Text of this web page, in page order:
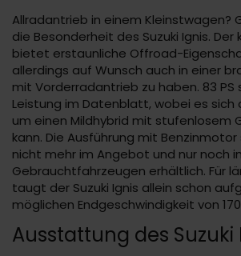
Allradantrieb in einem Kleinstwagen?
die Besonderheit des Suzuki Ignis. Der
bietet erstaunliche Offroad-
allerdings auf Wunsch auch in einer
mit Vorderradantrieb zu haben. 83
Leistung im Datenblatt, wobei es sich
um einen Mildhybrid mit stufenlosem
kann. Die Ausführung mit Benzinmotor
nicht mehr im Angebot und nur noch in
Gebrauchtfahrzeugen erhältlich. Für
taugt der Suzuki Ignis allein schon
möglichen Endgeschwindigkeit von
Ausstattung des Suzuki